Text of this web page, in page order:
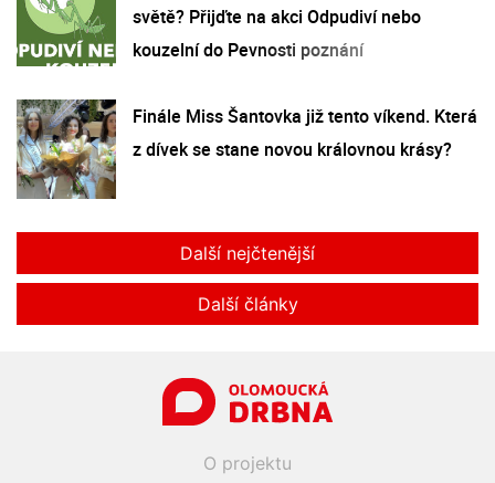
světě? Přijďte na akci Odpudiví nebo
kouzelní do Pevnosti poznání
Finále Miss Šantovka již tento víkend. Která
z dívek se stane novou královnou krásy?
Další nejčtenější
Další články
O projektu